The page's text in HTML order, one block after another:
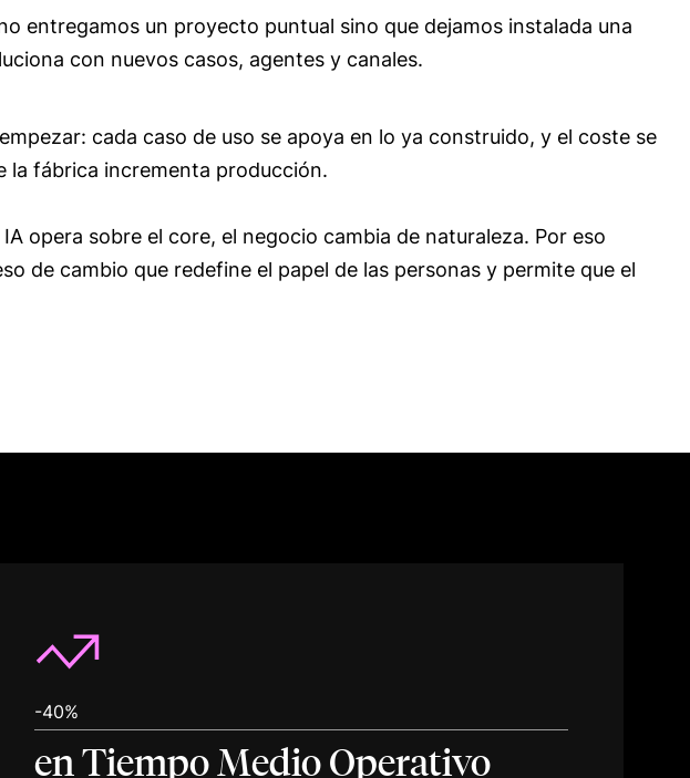
entregamos un proyecto puntual sino que dejamos instalada una
con nuevos casos, agentes y canales.
cada caso de uso se apoya en lo ya construido, y el coste se
la fábrica incrementa producción.
opera sobre el core, el negocio cambia de naturaleza. Por eso
de cambio que redefine el papel de las personas y permite que el
-40%
en Tiempo Medio Operativo